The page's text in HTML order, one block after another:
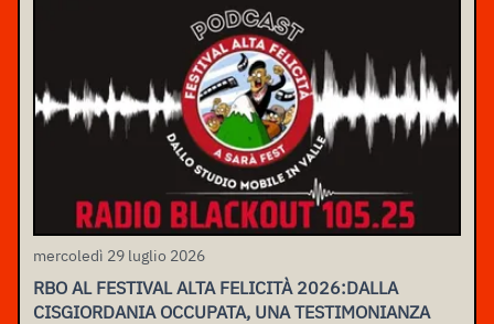
mercoledì 29 luglio 2026
RBO AL FESTIVAL ALTA FELICITÀ 2026:DALLA
CISGIORDANIA OCCUPATA, UNA TESTIMONIANZA